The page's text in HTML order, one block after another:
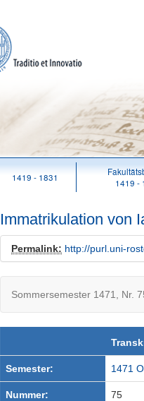
1419 - 1831
1419 -
Immatrikulation von
Permalink: http://purl.uni-
Sommersemester 1471, Nr.
Semester: 1471
Nummer: 75